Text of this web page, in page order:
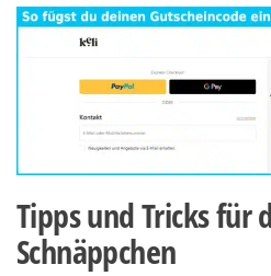
Tipps und Tricks für
Schnäppchen